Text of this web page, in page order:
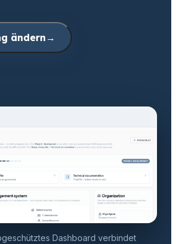
ändern→
Dashboard verbindet